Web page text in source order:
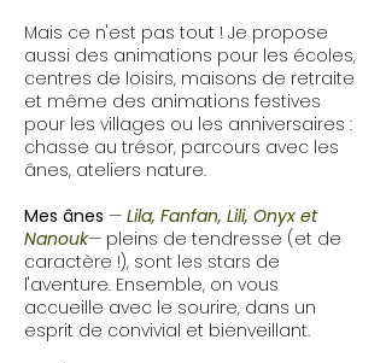
Mais ce n'est pas tout ! Je propose
aussi des animations pour les écoles,
centres de loisirs, maisons de retraite
et même des animations festives
pour les villages ou les anniversaires :
chasse au trésor, parcours avec les
ânes, ateliers nature.
Mes ânes — Lila, Fanfan, Lili, Onyx et
Nanouk— pleins de tendresse (et de
caractère !), sont les stars de
l'aventure. Ensemble, on vous
accueille avec le sourire, dans un
esprit de convivial et bienveillant.